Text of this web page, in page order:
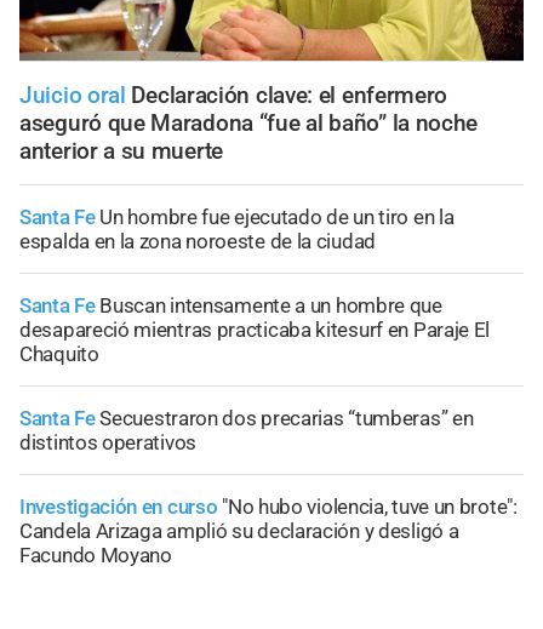
Juicio oral Declaración clave: el enfermero
aseguró que Maradona “fue al baño” la noche
anterior a su muerte
Santa Fe Un hombre fue ejecutado de un tiro en la
espalda en la zona noroeste de la ciudad
Santa Fe Buscan intensamente a un hombre que
desapareció mientras practicaba kitesurf en Paraje El
Chaquito
Santa FeSecuestraron dos precarias “tumberas” en
distintos operativos
Investigación en curso "No hubo violencia, tuve un brote":
Candela Arizaga amplió su declaración y desligó a
Facundo Moyano